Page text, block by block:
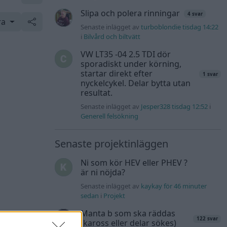
Slipa och polera rinningar 4 svar
Senaste inlägget avturboblondie tisdag 14:22
i Bilvård och biltvätt
VW LT35 -04 2.5 TDI dör
sporadiskt under körning,
startar direkt efter
nyckelcykel. Delar bytta utan
resultat.
1 svar
Senaste inlägget av Jesper328 tisdag 12:52 i
Generell felsökning
Senaste projektinläggen
Ni som kör HEV eller PHEV ?
är ni nöjda?
Senaste inlägget av kaykay för 46 minuter
sedan i Projekt
Manta b som ska räddas
(kaross eller delar sökes)
122 svar